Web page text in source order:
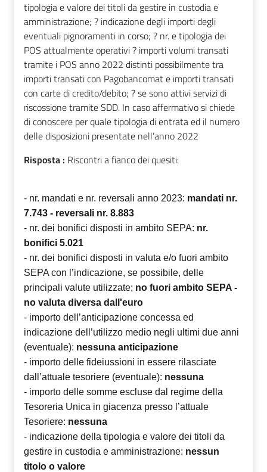
tipologia e valore dei titoli da gestire in custodia e
amministrazione; ? indicazione degli importi degli
eventuali pignoramenti in corso; ? nr. e tipologia dei
POS attualmente operativi ? importi volumi transati
tramite i POS anno 2022 distinti possibilmente tra
importi transati con Pagobancomat e importi transati
con carte di credito/debito; ? se sono attivi servizi di
riscossione tramite SDD. In caso affermativo si chiede
di conoscere per quale tipologia di entrata ed il numero
delle disposizioni presentate nell’anno 2022
Risposta : Riscontri a fianco dei quesiti:
- nr. mandati e nr. reversali anno 2023: mandati nr.
7.743 - reversali nr. 8.883
- nr. dei bonifici disposti in ambito SEPA: nr.
bonifici 5.021
- nr. dei bonifici disposti in valuta e/o fuori ambito
SEPA con l’indicazione, se possibile, delle
principali valute utilizzate; no fuori ambito SEPA -
no valuta diversa dall'euro
- importo dell’anticipazione concessa ed
indicazione dell’utilizzo medio negli ultimi due anni
(eventuale): nessuna anticipazione
- importo delle fideiussioni in essere rilasciate
dall’attuale tesoriere (eventuale): nessuna
- importo delle somme escluse dal regime della
Tesoreria Unica in giacenza presso l’attuale
Tesoriere: nessuna
- indicazione della tipologia e valore dei titoli da
gestire in custodia e amministrazione: nessun
titolo o valore